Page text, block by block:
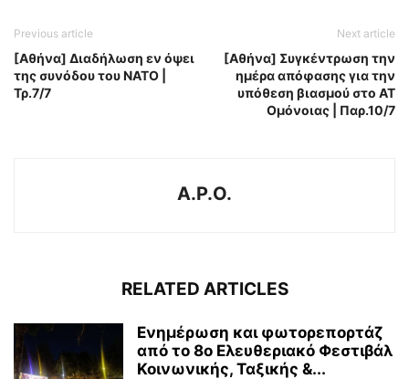
Previous article
[Αθήνα] Διαδήλωση εν όψει
της συνόδου του ΝΑΤΟ |
Τρ.7/7
Next article
[Αθήνα] Συγκέντρωση την
ημέρα απόφασης για την
υπόθεση βιασμού στο ΑΤ
Ομόνοιας | Παρ.10/7
A.P.O.
RELATED ARTICLES
Ενημέρωση και φωτορεπορτάζ
από το 8ο Ελευθεριακό Φεστιβάλ
Κοινωνικής, Ταξικής &...